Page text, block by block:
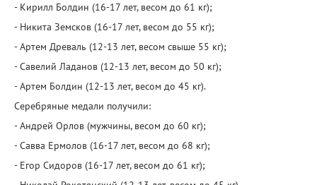
- Кирилл Болдин (16-17 лет, весом до 61 кг);
- Никита Земсков (16-17 лет, весом до 55 кг);
- Артем Древаль (12-13 лет, весом свыше 55 кг);
- Савелий Ладанов (12-13 лет, весом до 50 кг);
- Артем Болдин (12-13 лет, весом до 45 кг).
Серебряные медали получили:
- Андрей Орлов (мужчины, весом до 60 кг);
- Савва Ермолов (16-17 лет, весом до 68 кг);
- Егор Сидоров (16-17 лет, весом до 61 кг);